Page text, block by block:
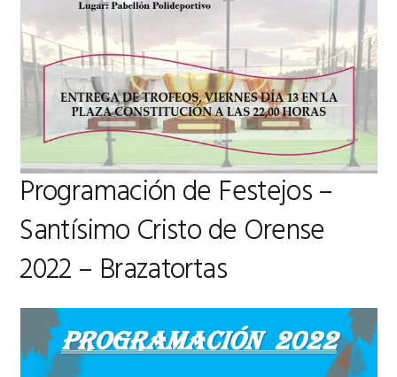
Programación de Festejos –
Santísimo Cristo de Orense
2022 – Brazatortas